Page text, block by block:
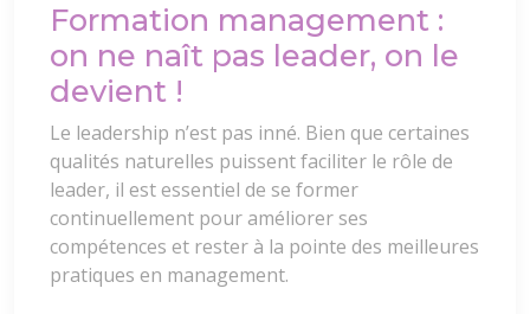
Formation management :
on ne naît pas leader, on le
devient !
Le leadership n’est pas inné. Bien que certaines
qualités naturelles puissent faciliter le rôle de
leader, il est essentiel de se former
continuellement pour améliorer ses
compétences et rester à la pointe des meilleures
pratiques en management.